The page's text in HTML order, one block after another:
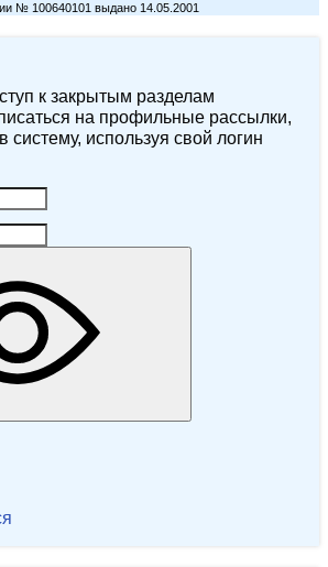
№ 100640101 выдано 14.05.2001
к закрытым разделам
на профильные рассылки,
систему, используя свой логин